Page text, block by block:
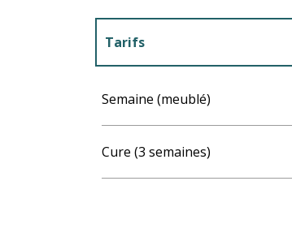
Tarifs
Tarifs 2027
Semaine (meublé)
Cure (3 semaines)